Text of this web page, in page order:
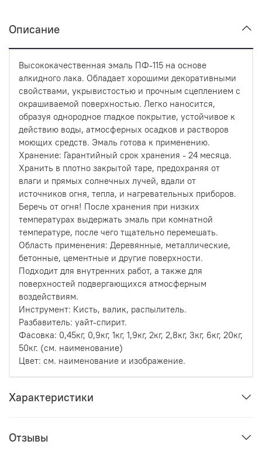
Описание
Высококачественная эмаль ПФ-115 на основе
алкидного лака. Обладает хорошими декоративными
свойствами, укрывистостью и прочным сцеплением с
окрашиваемой поверхностью. Легко наносится,
образуя однородное гладкое покрытие, устойчивое к
действию воды, атмосферных осадков и растворов
моющих средств. Эмаль готова к применению.
Хранение: Гарантийный срок хранения - 24 месяца.
Хранить в плотно закрытой таре, предохраняя от
влаги и прямых солнечных лучей, вдали от
источников огня, тепла, и нагревательных приборов.
Беречь от огня! После хранения при низких
температурах выдержать эмаль при комнатной
температуре, после чего тщательно перемешать.
Область применения: Деревянные, металлические,
бетонные, цементные и другие поверхности.
Подходит для внутренних работ, а также для
поверхностей подвергающихся атмосферным
воздействиям.
Инструмент: Кисть, валик, распылитель.
Разбавитель: уайт-спирит.
Фасовка: 0,45кг, 0,9кг, 1кг, 1,9кг, 2кг, 2,8кг, 3кг, 6кг, 20кг,
50кг. (см. наименование)
Цвет: см. наименование и изображение.
Характеристики
Отзывы